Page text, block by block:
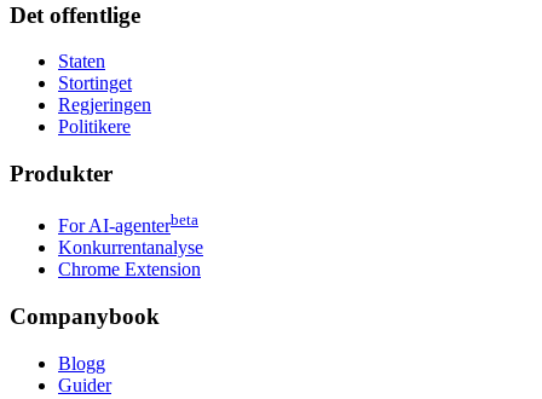
Det offentlige
Staten
Stortinget
Regjeringen
Politikere
Produkter
For AI-agenterbeta
Konkurrentanalyse
Chrome Extension
Companybook
Blogg
Guider